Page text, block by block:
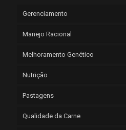
Gerenciamento
Manejo Racional
Melhoramento Genético
Nutrição
Pastagens
Qualidade da Carne